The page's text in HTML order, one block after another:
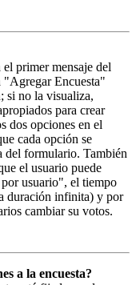
primer mensaje del
"Agregar Encuesta"
si no la visualiza,
para crear
dos opciones en el
cada opción se
del formulario. También
el usuario puede
usuario", el tiempo
duración infinita) y por
cambiar su votos.
a la encuesta?